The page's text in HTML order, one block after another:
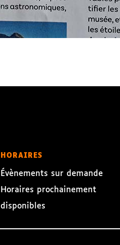
HORAIRES
Évènements sur demande
Horaires prochainement
disponibles